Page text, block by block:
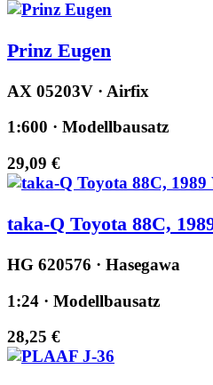
Prinz Eugen
AX 05203V · Airfix
1:600 · Modellbausatz
29,09 €
taka-Q Toyota 88C,
HG 620576 · Hasegawa
1:24 · Modellbausatz
28,25 €